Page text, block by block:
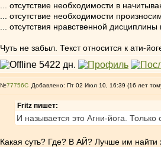
... отсутствие необходимости в
... отсутствие необходимости
... отсутствия нравственной
Чуть не забыл. Текст относится к ати-
№77756 Добавлено: Пт 02 Июл 10, 16:39 (16 лет
Fritz пишет:
И называется это Агни-йога. Только
Какая суть? Где? В АЙ? Лучше им найти